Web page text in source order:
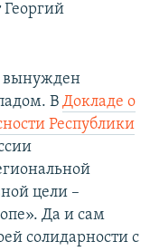
вынужден
В Докладе о
Республики
цели –
Да и сам
солидарности с